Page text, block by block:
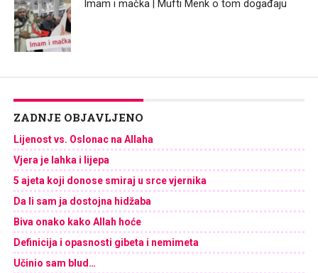
Imam i mačka | Mufti Menk o tom događaju
ZADNJE OBJAVLJENO
Lijenost vs. Oslonac na Allaha
Vjera je lahka i lijepa
5 ajeta koji donose smiraj u srce vjernika
Da li sam ja dostojna hidžaba
Biva onako kako Allah hoće
Definicija i opasnosti gibeta i nemimeta
Učinio sam blud…